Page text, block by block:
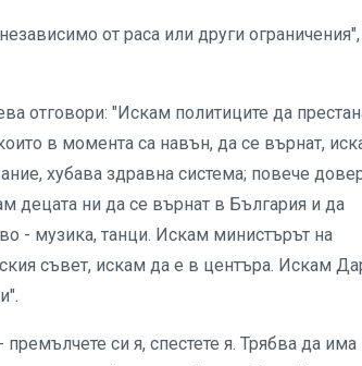
от раса или други ограничения",
отговори: "Искам политиците да
в момента са навън, да се върнат,
хубава здравна система; повече
децата ни да се върнат в България и да
- музика, танци. Искам министърът на
съвет, искам да е в центъра. Искам
си я, спестете я. Трябва да има